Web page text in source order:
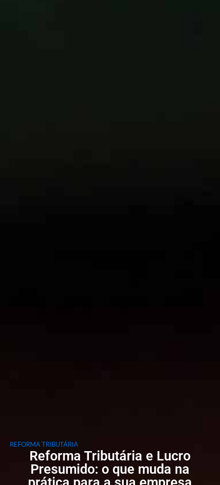
REFORMA TRIBUTÁRIA
Reforma Tributária e Lucro
Presumido: o que muda na